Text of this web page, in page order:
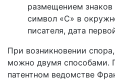
размещением
символ «С» в
писателя, дата
При возникновении
можно двумя способами.
патентном ведомстве